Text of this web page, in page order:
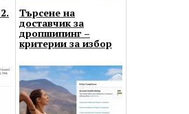
Търсене на
доставчик за
дропшипинг –
критерии за избор